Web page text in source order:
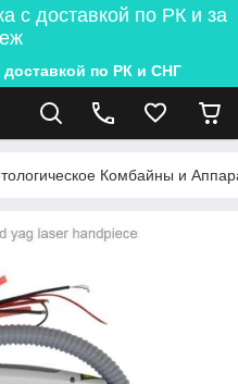
с доставкой по РК и за
по РК и СНГ
Комбайны и